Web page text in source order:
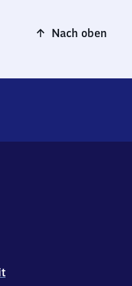
Nach oben